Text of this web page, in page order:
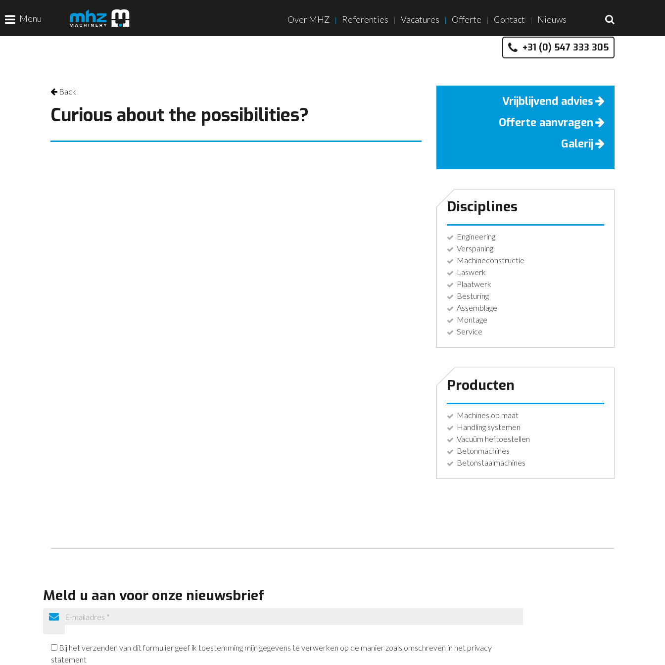
MACHINEVERHUUR
Menu Over MHZ Referenties Vacatures Offerte Contact Nieuws
+31 (0) 547 333 305
Back
Curious about the possibilities?
Vrijblijvend advies
Offerte aanvragen
Galerij
Disciplines
Engineering
Verspaning
Machineconstructie
Laswerk
Plaatwerk
Besturing
Assemblage
Montage
Service
Producten
Machines op maat
Handling systemen
Vacuüm heftoestellen
Betonmachines
Betonstaalmachines
Meld u aan voor onze nieuwsbrief
Bij het verzenden van dit formulier geef ik toestemming mijn gegevens te verwerken op de manier zoals omschreven in het privacy
statement